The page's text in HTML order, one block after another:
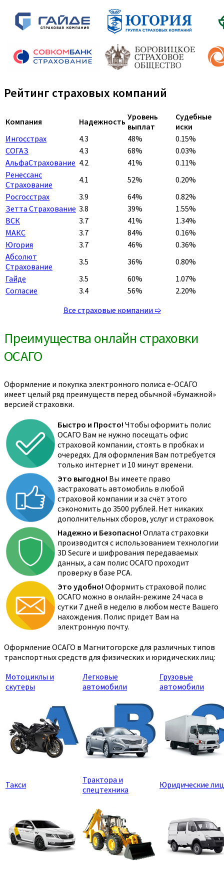
Рейтинг страховых компаний
Компания Надежность Уровень
выплат
Судебные
иски
Ингосстрах
4.3 48%
0.15%
СОГАЗ
4.3 68%
0.03%
АльфаСтрахование 4.2 41%
0.11%
Ренессанс
Страхование
4.1 52%
0.20%
Росгосстрах
3.9 64%
0.82%
Зетта Страхование 3.8 39%
1.55%
ВСК
3.7 41%
1.34%
МАКС
3.7 84%
0.16%
Югория
3.7 46%
0.36%
Абсолют
Страхование
3.5 36%
0.80%
Гайде
3.5 60%
1.07%
Согласие
3.4 56%
2.20%
Все страховые компании ➯
Преимущества онлайн страховки
ОСАГО
Оформление и покупка электронного полиса е-ОСАГО
имеет целый ряд преимуществ перед обычной «бумажной»
версией страховки.
Быстро и Просто! Чтобы оформить полис
ОСАГО Вам не нужно посещать офис
страховой компании, стоять в пробках и
очередях. Для оформления Вам потребуется
только интернет и 10 минут времени.
Это выгодно! Вы имеете право
застраховать автомобиль в любой
страховой компании и за счёт этого
сэкономить до 3500 рублей. Нет никаких
дополнительных сборов, услуг и страховок.
Надежно и Безопасно! Оплата страховки
производится с использованием технологии
3D Secure и шифрования передаваемых
данных, а сам полис ОСАГО проходит
проверку в базе РСА.
Это удобно! Оформить страховой полис
ОСАГО можно в онлайн-режиме 24 часа в
сутки 7 дней в неделю в любом месте Вашего
нахождения. Полис придет Вам на
электронную почту.
Оформление ОСАГО в Магнитогорске для различных типов
транспортных средств для физических и юридических лиц:
Мотоциклы и
скутеры
Легковые
автомобили
Грузовые
автомобили
Такси
Трактора и
спецтехника
Юридические